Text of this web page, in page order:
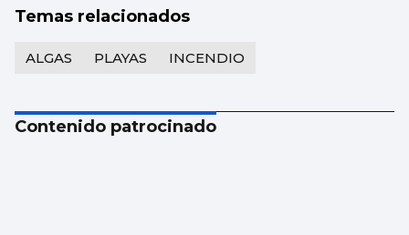
Temas relacionados
ALGAS PLAYAS INCENDIO
Contenido patrocinado